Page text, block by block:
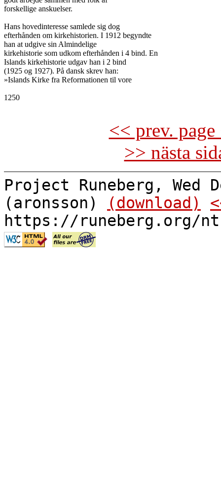
forskellige anskuelser.
Hans hovedinteresse samlede sig dog
efterhånden om kirkehistorien. I 1912 begyndte
han at udgive sin Almindelige
kirkehistorie som udkom efterhånden i 4 bind. En
Islands kirkehistorie udgav han i 2 bind
(1925 og 1927). På dansk skrev han:
»Islands Kirke fra Reformationen til vore
1250
<< prev.
>> nästa
Project Runeberg, Wed
(aronsson)
(download)
https://runeberg.org/